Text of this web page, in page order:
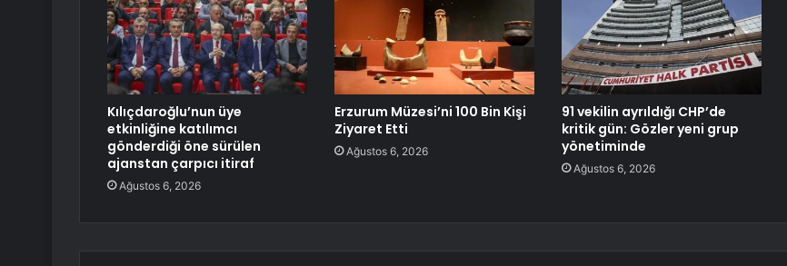
Kılıçdaroğlu’nun üye
etkinliğine katılımcı
gönderdiği öne sürülen
ajanstan çarpıcı itiraf
Ağustos 6, 2026
Erzurum Müzesi’ni 100 Bin Kişi
Ziyaret Etti
Ağustos 6, 2026
91 vekilin ayrıldığı CHP’de
kritik gün: Gözler yeni grup
yönetiminde
Ağustos 6, 2026